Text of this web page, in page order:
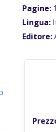
Pagine:
Lingua:
Editore: